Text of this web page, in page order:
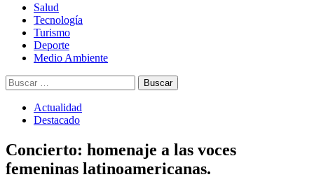
Salud
Tecnología
Turismo
Deporte
Medio Ambiente
Buscar:
Actualidad
Destacado
Concierto: homenaje a las voces
femeninas latinoamericanas.